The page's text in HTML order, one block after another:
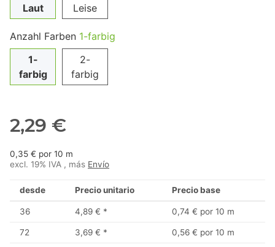
Laut
Leise
Anzahl Farben 1-farbig
1-
farbig
2-
farbig
2,29 €
0,35 € por 10 m
excl. 19% IVA , más Envío
desde Precio unitario Precio base
36 4,89 € * 0,74 € por 10 m
72 3,69 € * 0,56 € por 10 m